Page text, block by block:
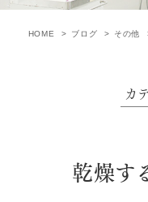
HOME ブログ その他
乾燥